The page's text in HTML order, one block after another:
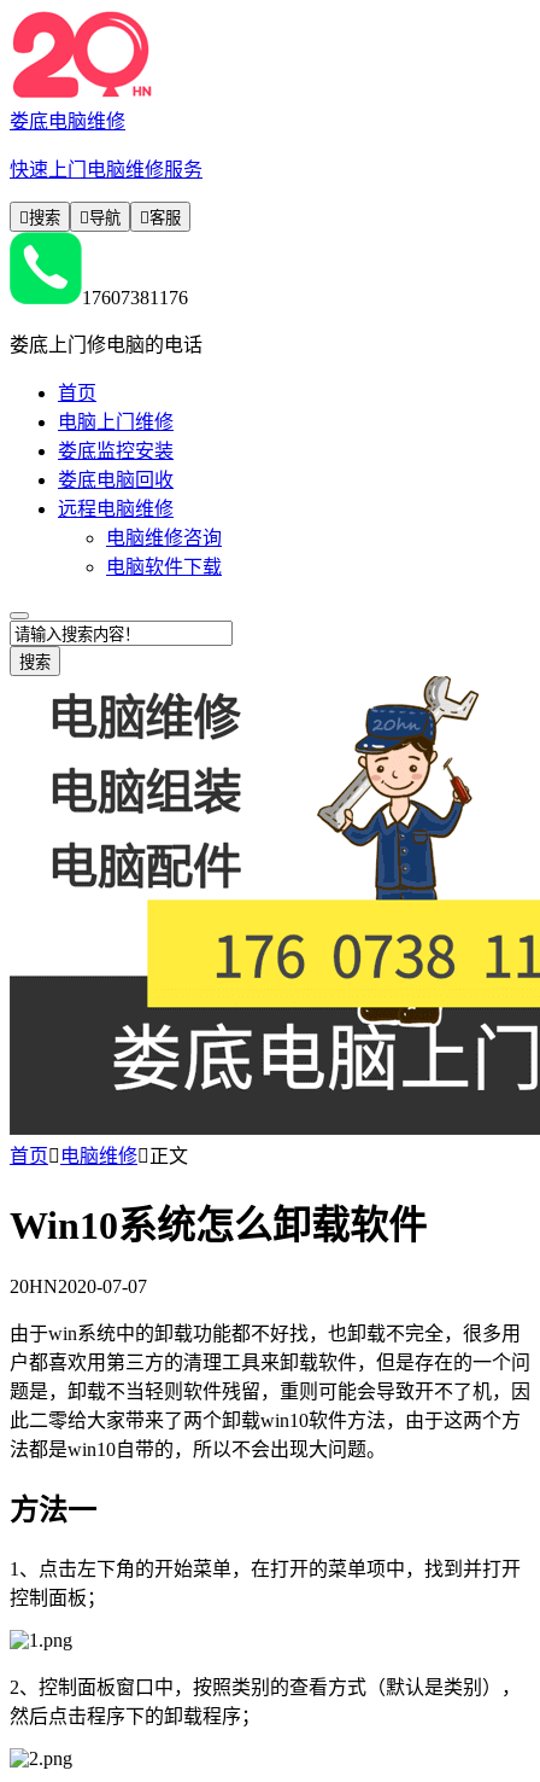
娄底电脑维修
快速上门电脑维修服务
搜索 导航 客服
17607381176
娄底上门修电脑的电话
首页
电脑上门维修
娄底监控安装
娄底电脑回收
远程电脑维修
电脑维修咨询
电脑软件下载
搜索
首页 电脑维修正文
Win10系统怎么卸载软件
20HN2020-07-07
由于win系统中的卸载功能都不好找，也卸载不完全，很多用
户都喜欢用第三方的清理工具来卸载软件，但是存在的一个问
题是，卸载不当轻则软件残留，重则可能会导致开不了机，因
此二零给大家带来了两个卸载win10软件方法，由于这两个方
法都是win10自带的，所以不会出现大问题。
方法一
1、点击左下角的开始菜单，在打开的菜单项中，找到并打开
控制面板；
2、控制面板窗口中，按照类别的查看方式（默认是类别），
然后点击程序下的卸载程序；